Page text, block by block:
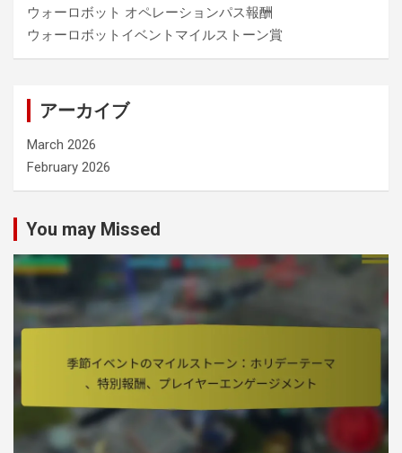
ウォーロボット オペレーションパス報酬
ウォーロボットイベントマイルストーン賞
アーカイブ
March 2026
February 2026
You may Missed